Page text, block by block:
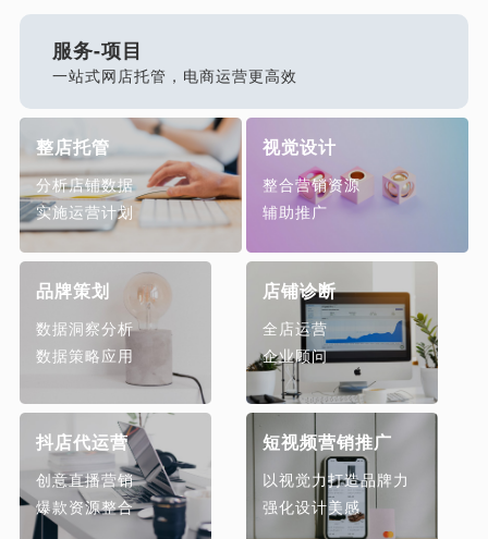
服务-项目
一站式网店托管，电商运营更高效
整店托管
分析店铺数据
实施运营计划
视觉设计
整合营销资源
辅助推广
品牌策划
数据洞察分析
数据策略应用
店铺诊断
全店运营
企业顾问
抖店代运营
创意直播营销
爆款资源整合
短视频营销推广
以视觉力打造品牌力
强化设计美感